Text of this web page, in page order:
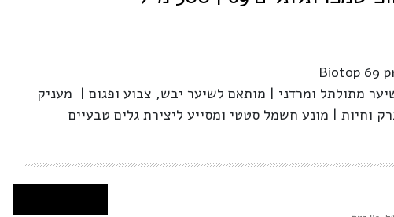
Biotop 69
מתולתל ומרדני | מותאם לשיער יבש, צבוע ופגום | מעניק
וחיות | מונע חשמל סטטי ומסייע ליצירת גלים טבעיים